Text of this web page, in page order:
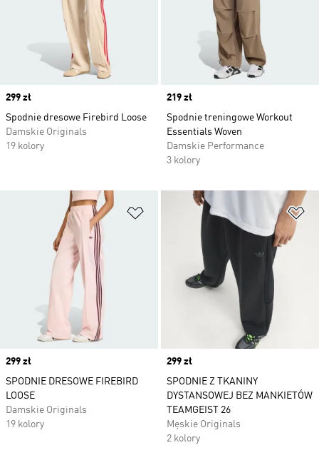
Price
299 zł
Spodnie dresowe Firebird Loose
Damskie Originals
19 kolory
Price
219 zł
Spodnie treningowe Workout
Essentials Woven
Damskie Performance
3 kolory
Dodaj do listy życzeń
Price
299 zł
SPODNIE DRESOWE FIREBIRD
LOOSE
Damskie Originals
19 kolory
Price
299 zł
SPODNIE Z TKANINY
DYSTANSOWEJ BEZ MANKIETÓW
TEAMGEIST 26
Męskie Originals
2 kolory